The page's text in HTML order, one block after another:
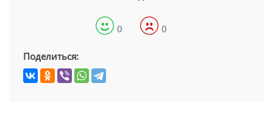
0 0
Поделиться: